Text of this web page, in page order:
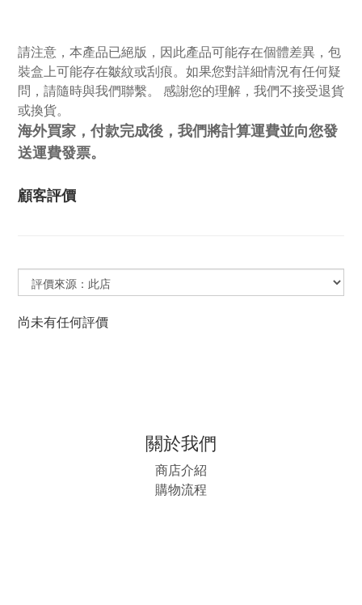
請注意，本產品已絕版，因此產品可能存在個體差異，包
裝盒上可能存在皺紋或刮痕。如果您對詳細情況有任何疑
問，請隨時與我們聯繫。 感謝您的理解，我們不接受退貨
或換貨。
海外買家，付款完成後，我們將計算運費並向您發
送運費發票。
顧客評價
尚未有任何評價
關於我們
商店介紹
購物流程